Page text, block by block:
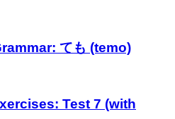
ても (temo)
Test 7 (with